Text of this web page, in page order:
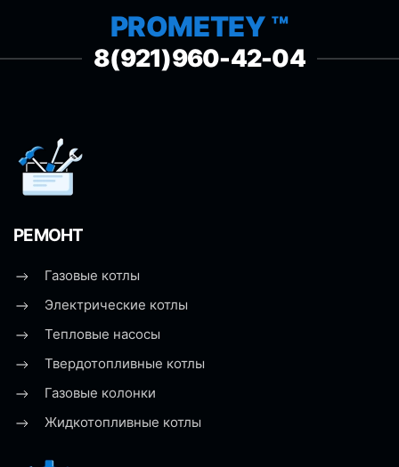
PROMETEY ™
8(921)960-42-04
РЕМОНТ
Газовые котлы
Электрические котлы
Тепловые насосы
Твердотопливные котлы
Газовые колонки
Жидкотопливные котлы